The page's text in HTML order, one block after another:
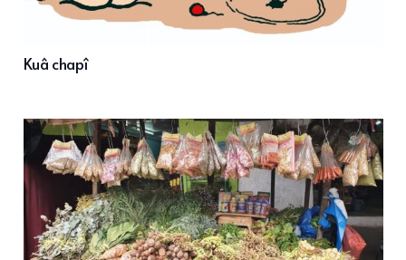
Kuâ chapî